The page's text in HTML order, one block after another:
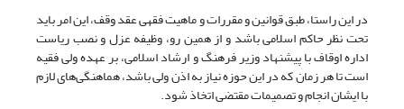
در این راستا، طبق قوانین و مقررات و ماهیت فقهی عقد وقف، این امر باید
تحت نظر حاکم اسلامی باشد و از همین رو، وظیفه عزل و نصب ریاست
اداره اوقاف با پیشنهاد وزیر فرهنگ و ارشاد اسلامی، بر عهده ولی فقیه
است تا هر زمان که در این حوزه نیاز به اذن ولی باشد، هماهنگی‌های لازم
با ایشان انجام و تصمیمات مقتضی اتخاذ شود.